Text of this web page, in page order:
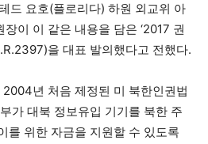
드 요호(플로리다) 하원 외교위 아
이 이 같은 내용을 담은 ‘2017 권
을 대표 발의했다고 전했다.
년 처음 제정된 미 북한인권법
가 대북 정보유입 기기를 북한 주
를 위한 자금을 지원할 수 있도록